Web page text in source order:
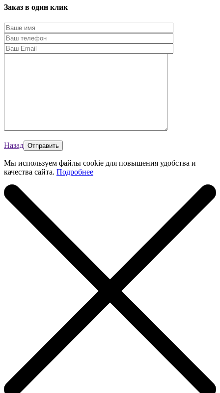
Заказ в один клик
Назад
Мы используем файлы cookie для повышения удобства и
качества сайта. Подробнее